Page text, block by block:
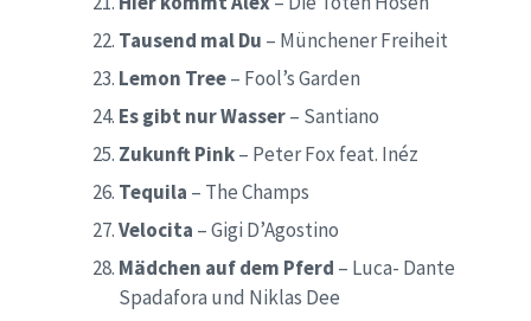
Tausend mal Du – Münchener Freiheit
Lemon Tree– Fool’s Garden
Es gibt nur Wasser– Santiano
Zukunft Pink– Peter Fox feat. Inéz
Tequila – The Champs
Velocita – Gigi D’Agostino
Mädchen auf dem Pferd – Luca- Dante
Spadafora und Niklas Dee